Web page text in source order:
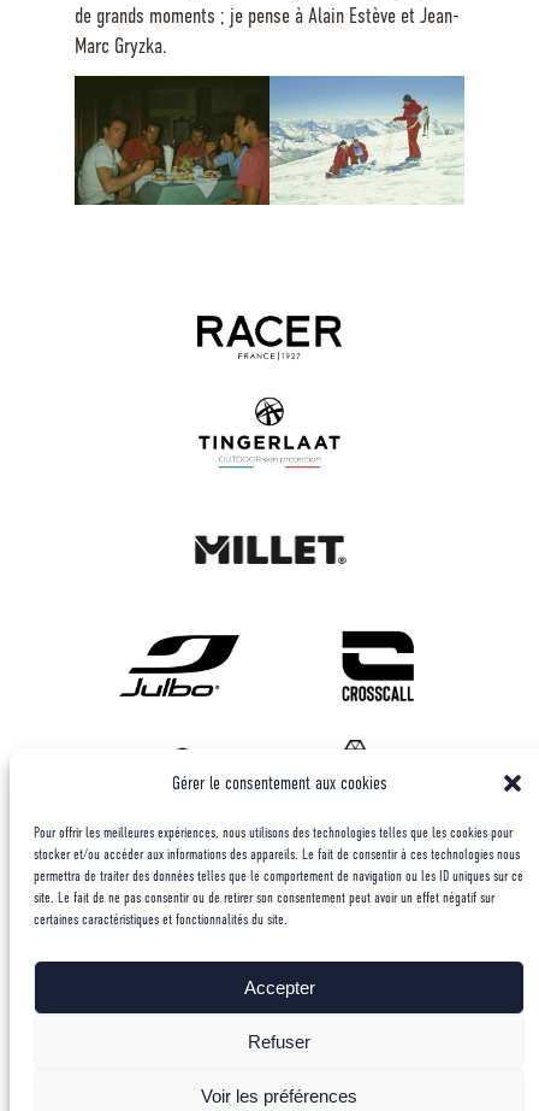
Gérer le consentement aux cookies
Pour offrir les meilleures expériences, nous utilisons des technologies telles que les cookies pour
stocker et/ou accéder aux informations des appareils. Le fait de consentir à ces technologies nous
permettra de traiter des données telles que le comportement de navigation ou les ID uniques sur ce
site. Le fait de ne pas consentir ou de retirer son consentement peut avoir un effet négatif sur
certaines caractéristiques et fonctionnalités du site.
Accepter
Refuser
Voir les préférences
de grands moments ; je pense à Alain Estève et Jean-
Marc Gryzka.